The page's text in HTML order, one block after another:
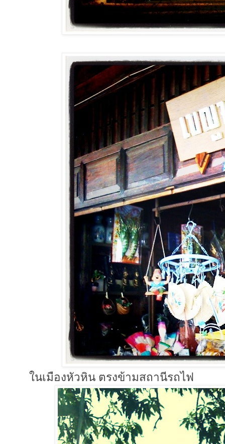
ในเมืองหัวหิน ตรงข้ามสถานีรถไฟ